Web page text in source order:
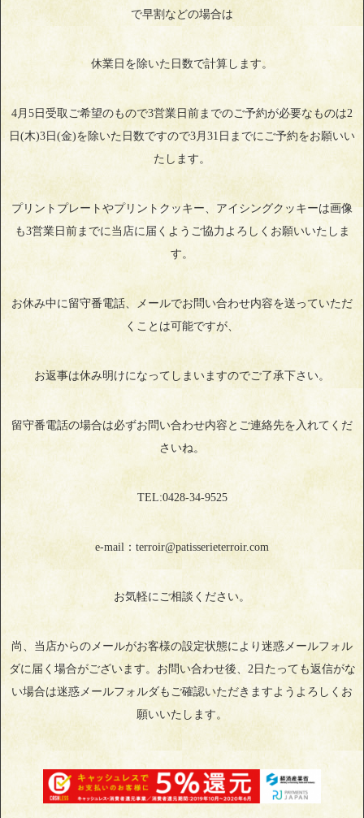
で早割などの場合は
休業日を除いた日数で計算します。
4月5日受取ご希望のもので3営業日前までのご予約が必要なものは2
日(木)3日(金)を除いた日数ですので3月31日までにご予約をお願いい
たします。
プリントプレートやプリントクッキー、アイシングクッキーは画像
も3営業日前までに当店に届くようご協力よろしくお願いいたしま
す。
お休み中に留守番電話、メールでお問い合わせ内容を送っていただ
くことは可能ですが、
お返事は休み明けになってしまいますのでご了承下さい。
留守番電話の場合は必ずお問い合わせ内容とご連絡先を入れてくだ
さいね。
TEL:0428‐34‐9525
e-mail：terroir@patisserieterroir.com
お気軽にご相談ください。
尚、当店からのメールがお客様の設定状態により迷惑メールフォル
ダに届く場合がございます。お問い合わせ後、2日たっても返信がな
い場合は迷惑メールフォルダもご確認いただきますようよろしくお
願いいたします。